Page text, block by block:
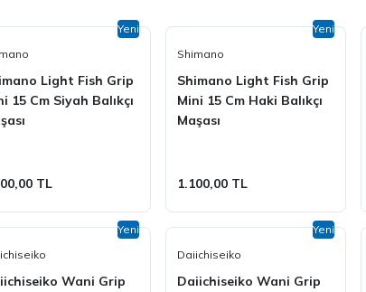
Yeni
Light Fish Grip
15 Cm Siyah Balıkçı
TL
Yeni
Shimano
Shimano Light Fish Grip
Mini 15 Cm Haki Balıkçı
Maşası
1.100,00 TL
Yeni
Wani Grip
Yeni
Daiichiseiko
Daiichiseiko Wani Grip